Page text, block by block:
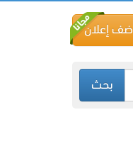
أضف إعلان
بحث